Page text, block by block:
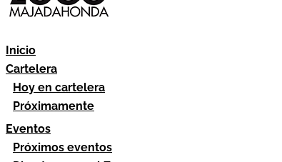
Inicio
Cartelera
Hoy en cartelera
Próximamente
Eventos
Próximos eventos